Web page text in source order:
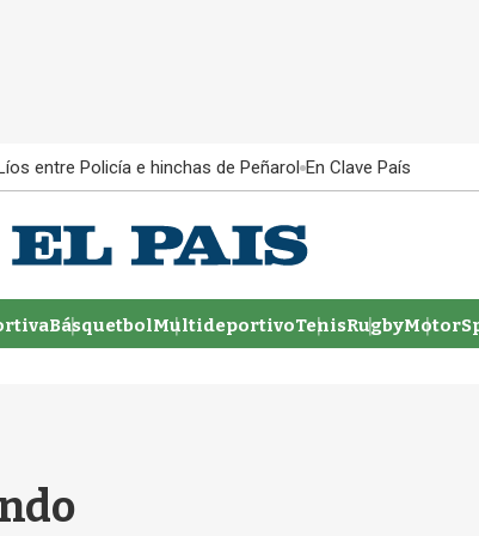
entre Policía e hinchas de Peñarol En Clave País
BásquetbolMultideportivoTenisRugby